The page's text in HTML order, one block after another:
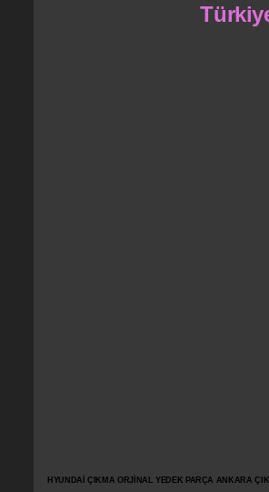
HYUNDAİ ÇIKMA ORJİNAL YEDEK PARÇA ANKARA